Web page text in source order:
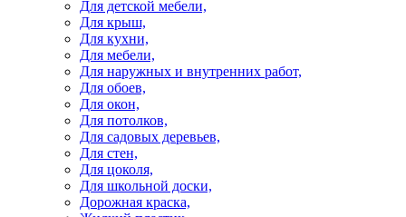
Для детской мебели,
Для крыш,
Для кухни,
Для мебели,
Для наружных и внутренних работ,
Для обоев,
Для окон,
Для потолков,
Для садовых деревьев,
Для стен,
Для цоколя,
Для школьной доски,
Дорожная краска,